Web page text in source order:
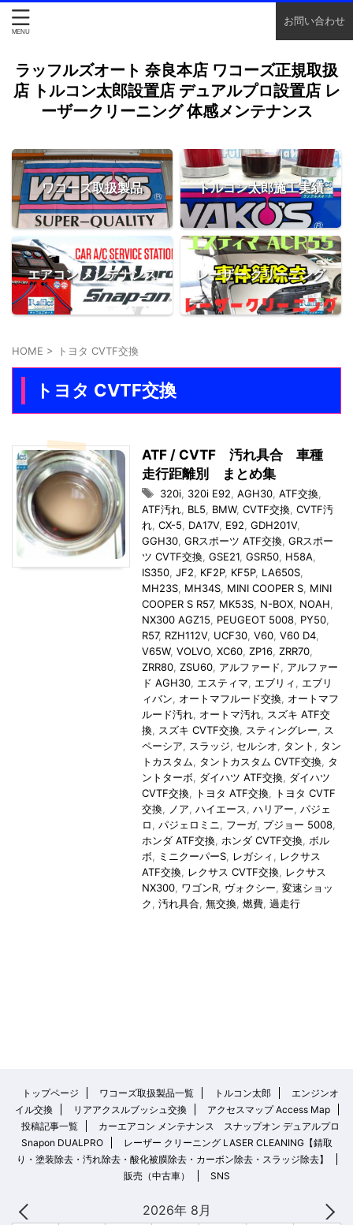
お問い合わせ
ラッフルズオート 奈良本店 ワコーズ正規取扱
店 トルコン太郎設置店 デュアルプロ設置店 レ
ーザークリーニング 体感メンテナンス
ワコーズ取扱製品 トルコン太郎施工実績
エアコン メンテナンス レーザー クリーニング
HOME > トヨタ CVTF交換
トヨタ CVTF交換
ATF / CVTF 汚れ具合 車種
走行距離別 まとめ集
320i 320i E92 AGH30 ATF交換
ATF汚れ BL5 BMW, CVTF交換 CVTF汚
れ CX-5 DA17V, E92 GDH201V,
GGH30 GRスポーツ ATF交換 GRスポー
ツ CVTF交換 GSE21 GSR50 H58A
IS350 JF2 KF2P, KF5P, LA650S
MH23S MH34S MINI COOPER S MINI
COOPER S R57, MK53S N-BOX NOAH
NX300 AGZ15
PEUGEOT 5008 PY50
R57, RZH112V, UCF30 V60 V60 D4
V65W, VOLVO XC60 ZP16 ZRR70
ZRR80 ZSU60 アルファード
アルファー
ド AGH30 エスティマ エブリィ
エブリ
ィバン
オートマフルード交換 オートマフ
ルード汚れ オートマ汚れ
スズキ ATF交
換
スズキ CVTF交換 スティングレー
ス
ペーシア
スラッジ セルシオ タント
タン
トカスタム
タントカスタム CVTF交換 タ
ントターボ
ダイハツ ATF交換 ダイハツ
CVTF交換
トヨタ ATF交換
トヨタ CVTF
交換
ノア ハイエース ハリアー パジェ
ロ
パジェロミニ フーガ, プジョー 5008
ホンダ ATF交換 ホンダ CVTF交換 ボル
ボ
ミニクーパーS レガシィ
レクサス
ATF交換
レクサス CVTF交換
レクサス
NX300 ワゴンR ヴォクシー 変速ショッ
ク
汚れ具合 無交換 燃費 過走行
トップページ ワコーズ取扱製品一覧 トルコン太郎
エンジンオ
イル交換
リアアクスルブッシュ交換
アクセスマップ Access Map
投稿記事一覧
カーエアコン メンテナンス スナップオン デュアルプロ
Snapon DUALPRO
レーザー クリーニング LASER CLEANING【錆取
り・塗装除去・汚れ除去・酸化被膜除去・カーボン除去・スラッジ除去】
販売（中古車）
SNS
2026年 8月